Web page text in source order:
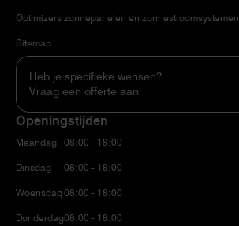
Optimizers zonnepanelen en zonnestroomsystemen
Sitemap
Heb je specifieke wensen?
Vraag een offerte aan
Openingstijden
Maandag
Dinsdag
Woensdag
Donderdag
08:00 - 18:00
08:00 - 18:00
08:00 - 18:00
08:00 - 18:00